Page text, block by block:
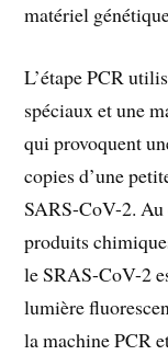
matériel
L’étape PCR
spéciaux et une
qui provoquent
copies d’une
SARS-CoV-2. Au
produits
le SRAS-CoV-2
lumière
la machine PCR